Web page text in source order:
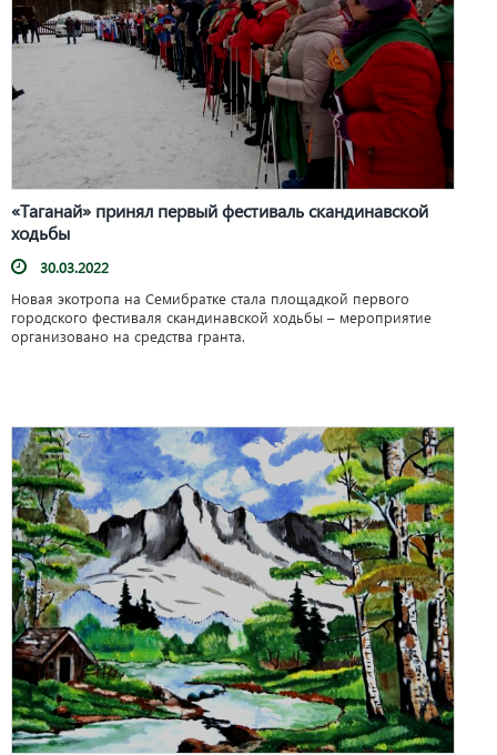
«Таганай» принял первый фестиваль скандинавской
ходьбы
30.03.2022
Новая экотропа на Семибратке стала площадкой первого
городского фестиваля скандинавской ходьбы – мероприятие
организовано на средства гранта.